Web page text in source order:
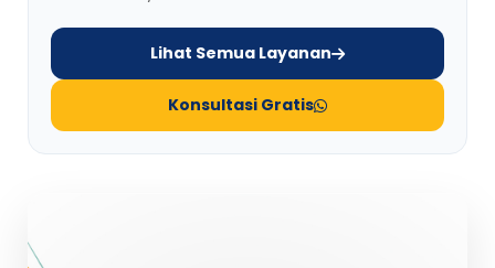
Lihat Semua Layanan
Konsultasi Gratis